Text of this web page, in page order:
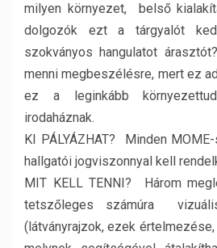
milyen környezet, belső
dolgozók ezt a tárgyalót
szokványos hangulatot
menni megbeszélésre, mert ez
ez a leginkább
irodaháznak.
KI PÁLYÁZHAT? Minden
hallgatói jogviszonnyal kell
MIT KELL TENNI? Három
tetszőleges számúra
(látványrajzok, ezek értelmezése,